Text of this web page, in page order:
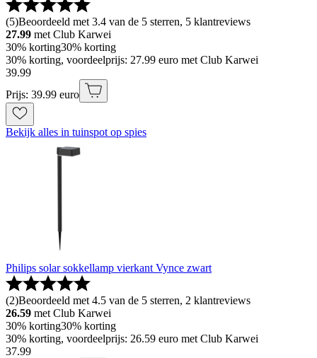
(5)Beoordeeld met 3.4 van de 5 sterren, 5 klantreviews
27.99 met Club Karwei
30% korting30% korting
30% korting, voordeelprijs: 27.99 euro met Club Karwei
39.99
Prijs: 39.99 euro
Bekijk alles in tuinspot op spies
Philips solar sokkellamp vierkant Vynce zwart
(2)Beoordeeld met 4.5 van de 5 sterren, 2 klantreviews
26.59 met Club Karwei
30% korting30% korting
30% korting, voordeelprijs: 26.59 euro met Club Karwei
37.99